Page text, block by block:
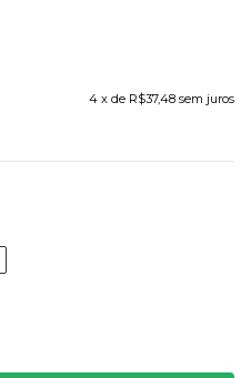
4 x de R$37,48 sem juros